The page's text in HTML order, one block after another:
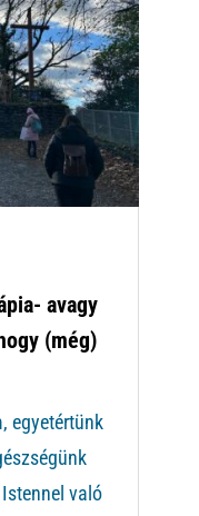
avagy
(még)
egyetértünk
való